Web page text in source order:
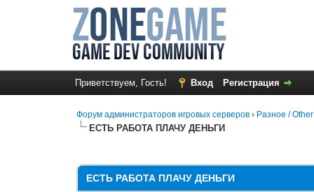
Приветствуем, Гость! Вход Регистрация
Форум администраторов игровых серверов › Разное / Other
ЕСТЬ РАБОТА ПЛАЧУ ДЕНЬГИ
ЕСТЬ РАБОТА ПЛАЧУ ДЕНЬГИ